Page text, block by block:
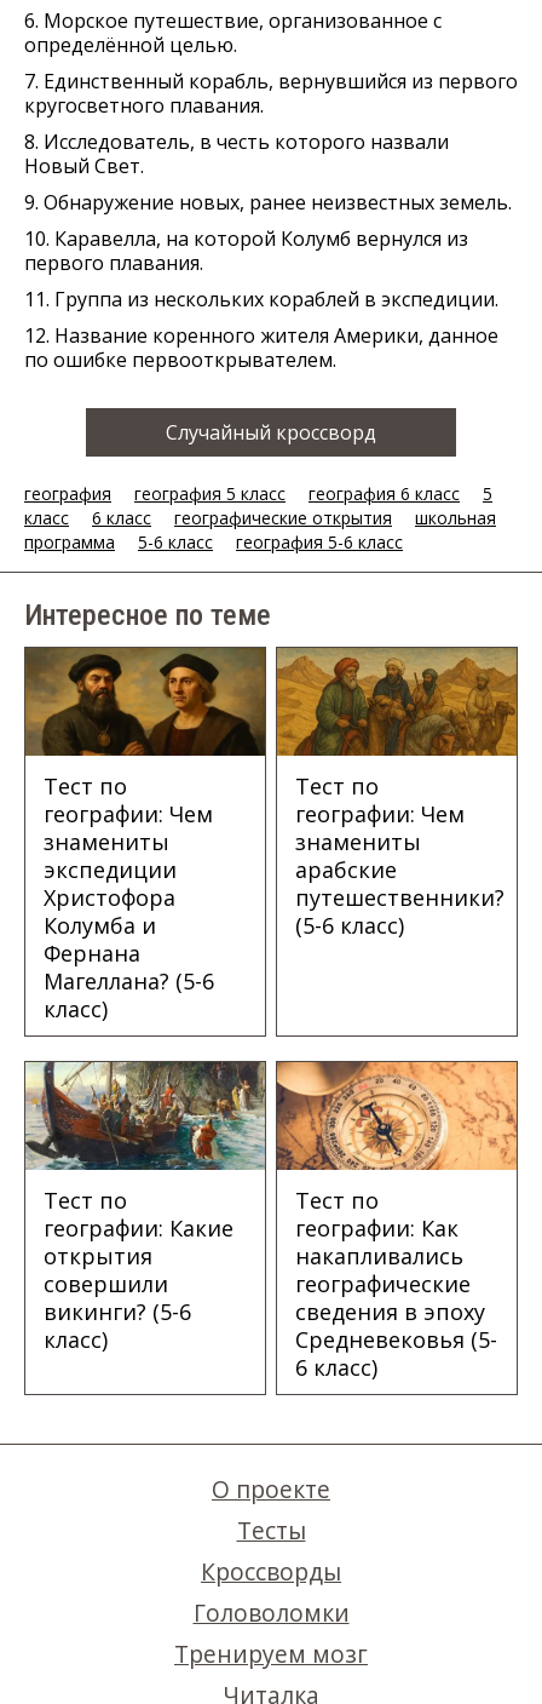
6. Морское путешествие, организованное с
определённой целью.
7. Единственный корабль, вернувшийся из первого
кругосветного плавания.
8. Исследователь, в честь которого назвали
Новый Свет.
9. Обнаружение новых, ранее неизвестных земель.
10. Каравелла, на которой Колумб вернулся из
первого плавания.
11. Группа из нескольких кораблей в экспедиции.
12. Название коренного жителя Америки, данное
по ошибке первооткрывателем.
Случайный кроссворд
география география 5 класс география 6 класс
5
класс
6 класс географические открытия
школьная
программа
5-6 класс география 5-6 класс
Интересное по теме
Тест по
географии: Чем
знамениты
экспедиции
Христофора
Колумба и
Фернана
Магеллана? (5-6
класс)
Тест по
географии: Чем
знамениты
арабские
путешественники?
(5-6 класс)
Тест по
географии: Какие
открытия
совершили
викинги? (5-6
класс)
Тест по
географии: Как
накапливались
географические
сведения в эпоху
Средневековья (5-
6 класс)
О проекте
Тесты
Кроссворды
Головоломки
Тренируем мозг
Читалка